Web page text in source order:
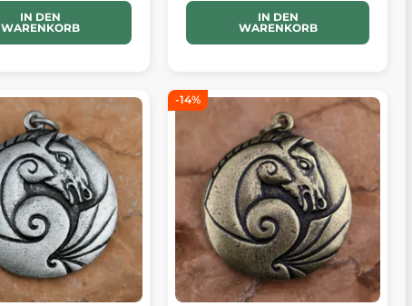
IN DEN
WARENKORB
IN DEN
WARENKORB
-14%